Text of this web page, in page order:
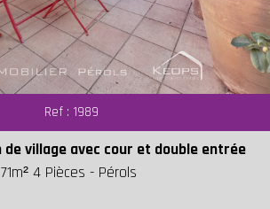
Ref : 1989
de village avec cour et double entrée
4 Pièces - Pérols